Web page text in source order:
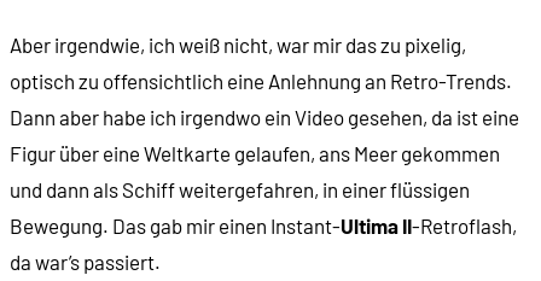
Aber irgendwie, ich weiß nicht, war mir das zu pixelig,
optisch zu offensichtlich eine Anlehnung an Retro-Trends.
Dann aber habe ich irgendwo ein Video gesehen, da ist eine
Figur über eine Weltkarte gelaufen, ans Meer gekommen
und dann als Schiff weitergefahren, in einer flüssigen
Bewegung. Das gab mir einen Instant-Ultima II-Retroflash,
da war’s passiert.